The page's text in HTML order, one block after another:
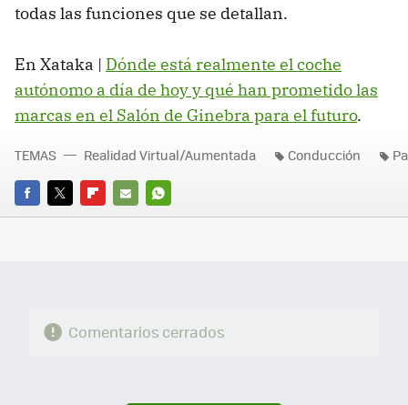
todas las funciones que se detallan.
En Xataka | Dónde está realmente el coche
autónomo a día de hoy y qué han prometido las
marcas en el Salón de Ginebra para el futuro.
FACEBOOK
TWITTERFLIPBOARD
E-
WHATSAPP
TEMAS Realidad Virtual/Aumentada Conducción
Comentarios cerrados